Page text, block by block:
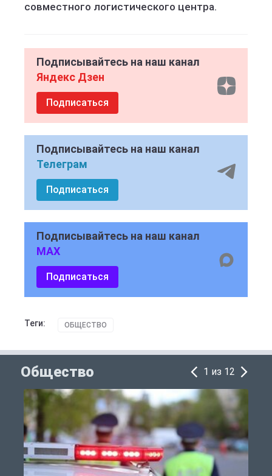
совместного логистического центра.
Подписывайтесь на наш канал
Яндекс Дзен
Подписаться
Подписывайтесь на наш канал
Телеграм
Подписаться
Подписывайтесь на наш канал
MAX
Подписаться
Теги: ОБЩЕСТВО
Общество 1 из 12